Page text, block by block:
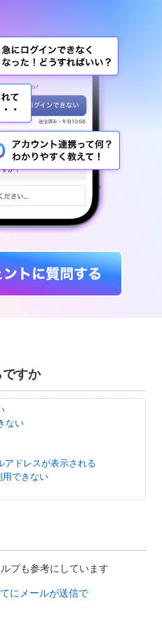
すか
ない
アドレスが表示される
できない
プも参考にしています
にメールが送信で